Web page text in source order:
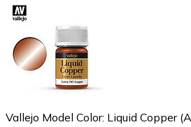
Vallejo Model Color: Liquid Copper